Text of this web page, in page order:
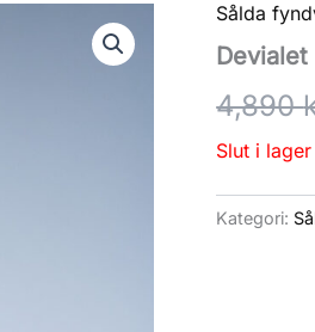
Sålda
4,890
Slut i lager
Kategori: